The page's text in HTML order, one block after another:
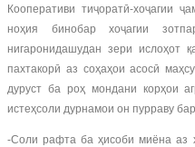
Кооперативи тиҷоратӣ-хоҷагии
ноҳия бинобар хоҷагии
нигаронидашудан зери ислоҳот
пахтакорӣ аз соҳаҳои асосӣ
дуруст ба роҳ мондани корҳои
истеҳсоли дурнамои он пурраву
-Соли рафта ба ҳисоби миёна аз